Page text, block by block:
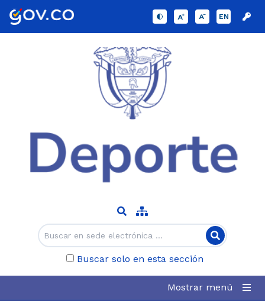
EN
Buscar solo en esta sección
Mostrar menú